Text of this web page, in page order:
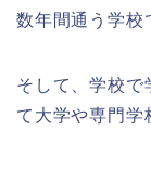
数年間通う学校
そして、学校で
て大学や専門学